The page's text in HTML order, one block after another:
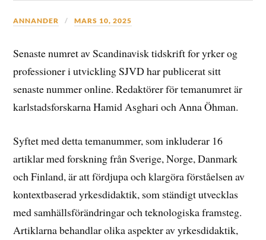
ANNANDER MARS 10, 2025
Senaste numret av Scandinavisk tidskrift for yrker og
professioner i utvickling SJVD har publicerat sitt
senaste nummer online. Redaktörer för temanumret är
karlstadsforskarna Hamid Asghari och Anna Öhman.
Syftet med detta temanummer, som inkluderar 16
artiklar med forskning från Sverige, Norge, Danmark
och Finland, är att fördjupa och klargöra förståelsen av
kontextbaserad yrkesdidaktik, som ständigt utvecklas
med samhällsförändringar och teknologiska framsteg.
Artiklarna behandlar olika aspekter av yrkesdidaktik,